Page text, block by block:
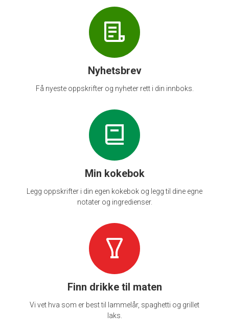
Nyhetsbrev
Få nyeste oppskrifter og nyheter rett i din innboks.
Min kokebok
Legg oppskrifter i din egen kokebok og legg til dine egne
notater og ingredienser.
Finn drikke til maten
Vi vet hva som er best til lammelår, spaghetti og grillet
laks.